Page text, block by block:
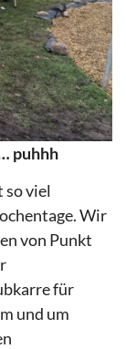
puhhh
so viel
Wir
von Punkt
für
und um